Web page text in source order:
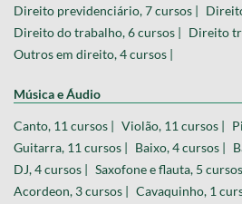
Direito previdenciário, 7 cursos |
Direito do trabalho, 6 cursos | Direito
Outros em direito, 4 cursos |
Música e Áudio
Canto, 11 cursos | Violão, 11 cursos |
Guitarra, 11 cursos | Baixo, 4 cursos |
DJ, 4 cursos | Saxofone e flauta, 5
Acordeon, 3 cursos | Cavaquinho, 1